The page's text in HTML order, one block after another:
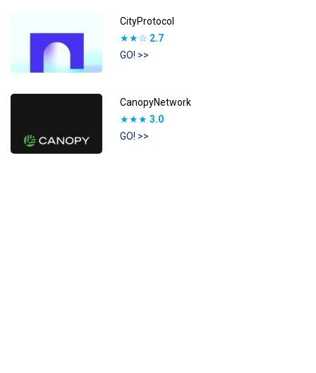
CityProtocol
★★☆ 2.7
GO! >>
CanopyNetwork
★★★ 3.0
GO! >>